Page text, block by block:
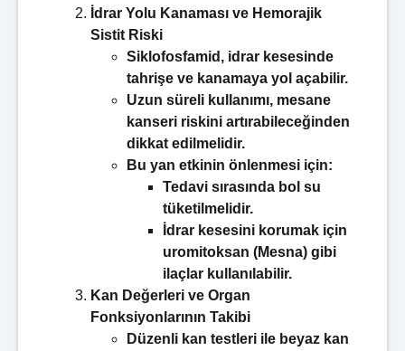
İdrar Yolu Kanaması ve Hemorajik
Sistit Riski
Siklofosfamid, idrar kesesinde
tahrişe ve kanamaya yol açabilir.
Uzun süreli kullanımı, mesane
kanseri riskini artırabileceğinden
dikkat edilmelidir.
Bu yan etkinin önlenmesi için:
Tedavi sırasında bol su
tüketilmelidir.
İdrar kesesini korumak için
uromitoksan (Mesna) gibi
ilaçlar kullanılabilir.
Kan Değerleri ve Organ
Fonksiyonlarının Takibi
Düzenli kan testleri ile beyaz kan